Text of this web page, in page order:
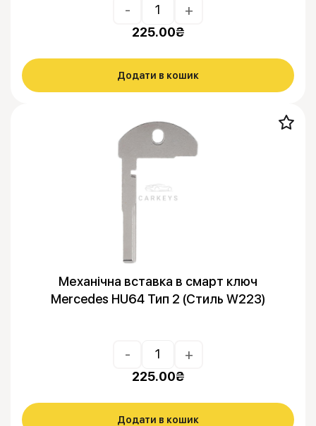
- +
225.00₴
Додати в кошик
Механічна вставка в смарт ключ
Mercedes HU64 Тип 2 (Стиль W223)
- +
225.00₴
Додати в кошик